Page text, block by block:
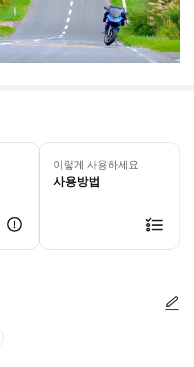
1. 이용 시간은 삿포로 호텔 출발 시
이렇게 사용하세요
사용방법